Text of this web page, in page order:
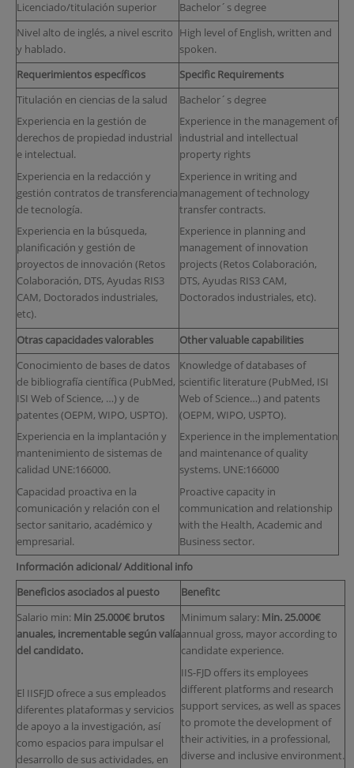
Licenciado/titulación superior
Bachelor´s degree
Nivel alto de inglés, a nivel escrito
y hablado.
High level of English, written and
spoken.
Requerimientos específicos
Specific Requirements
Titulación en ciencias de la salud
Experiencia en la gestión de
derechos de propiedad industrial
e intelectual.
Experiencia en la redacción y
gestión contratos de transferencia
de tecnología.
Experiencia en la búsqueda,
planificación y gestión de
proyectos de innovación (Retos
Colaboración, DTS, Ayudas RIS3
CAM, Doctorados industriales,
etc).
Bachelor´s degree
Experience in the management of
industrial and intellectual
property rights
Experience in writing and
management of technology
transfer contracts.
Experience in planning and
management of innovation
projects (Retos Colaboración,
DTS, Ayudas RIS3 CAM,
Doctorados industriales, etc).
Otras capacidades valorables
Other valuable capabilities
Conocimiento de bases de datos
de bibliografía científica (PubMed,
ISI Web of Science, …) y de
patentes (OEPM, WIPO, USPTO).
Experiencia en la implantación y
mantenimiento de sistemas de
calidad UNE:166000.
Capacidad proactiva en la
comunicación y relación con el
sector sanitario, académico y
empresarial.
Knowledge of databases of
scientific literature (PubMed, ISI
Web of Science…) and patents
(OEPM, WIPO, USPTO).
Experience in the implementation
and maintenance of quality
systems. UNE:166000
Proactive capacity in
communication and relationship
with the Health, Academic and
Business sector.
Información adicional/ Additional info
Beneficios asociados al puesto
Benefitc
Salario min: Min 25.000€ brutos
anuales, incrementable según valía
del candidato.
El IISFJD ofrece a sus empleados
diferentes plataformas y servicios
de apoyo a la investigación, así
como espacios para impulsar el
desarrollo de sus actividades, en
Minimum salary: Min. 25.000€
annual gross, mayor according to
candidate experience.
IIS-FJD offers its employees
different platforms and research
support services, as well as spaces
to promote the development of
their activities, in a professional,
diverse and inclusive environment.